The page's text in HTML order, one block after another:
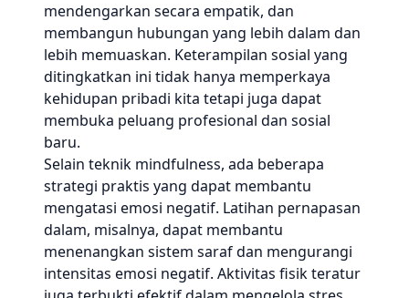
mendengarkan secara empatik, dan
membangun hubungan yang lebih dalam dan
lebih memuaskan. Keterampilan sosial yang
ditingkatkan ini tidak hanya memperkaya
kehidupan pribadi kita tetapi juga dapat
membuka peluang profesional dan sosial
baru.
Selain teknik mindfulness, ada beberapa
strategi praktis yang dapat membantu
mengatasi emosi negatif. Latihan pernapasan
dalam, misalnya, dapat membantu
menenangkan sistem saraf dan mengurangi
intensitas emosi negatif. Aktivitas fisik teratur